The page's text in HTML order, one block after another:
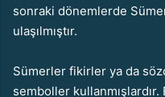
sonraki dönemlerde
ulaşılmıştır.
Sümerler fikirler ya da
semboller